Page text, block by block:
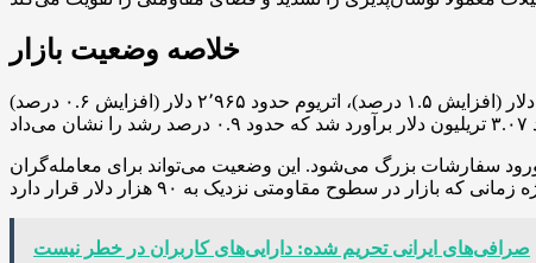
خلاصه وضعیت بازار
قیمت‌ها در لحظه ثبت گزارش به این صورت بودند: بیت کوین حدود ۸۹٬۱۲۷ دلار (افزایش ۱.۵ درصد)، اتریوم حدود ۲٬۹۶۵ دلار (افزایش ۰.۶ درصد)، XRP حدود ۱.۸۷ دلار (بدون تغییر محسوس). کل ارزش
سفارشات بزرگ می‌شود. این وضعیت می‌تواند برای معامله‌گران
صرافی‌های ایرانی تحریم شده: دارایی‌های کاربران در خطر نیست